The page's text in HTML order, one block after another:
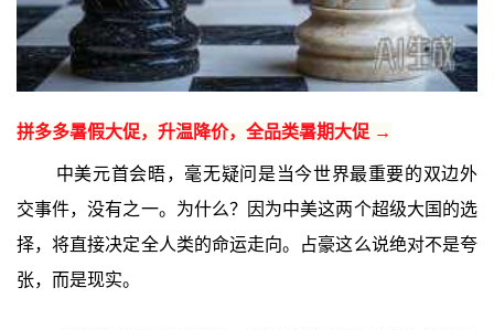
拼多多暑假大促，升温降价，全品类暑期大促 →
中美元首会晤，毫无疑问是当今世界最重要的双边外
交事件，没有之一。为什么？因为中美这两个超级大国的选
择，将直接决定全人类的命运走向。占豪这么说绝对不是夸
张，而是现实。